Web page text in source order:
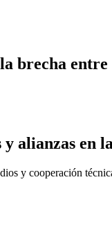
la brecha
alianzas en
y cooperación